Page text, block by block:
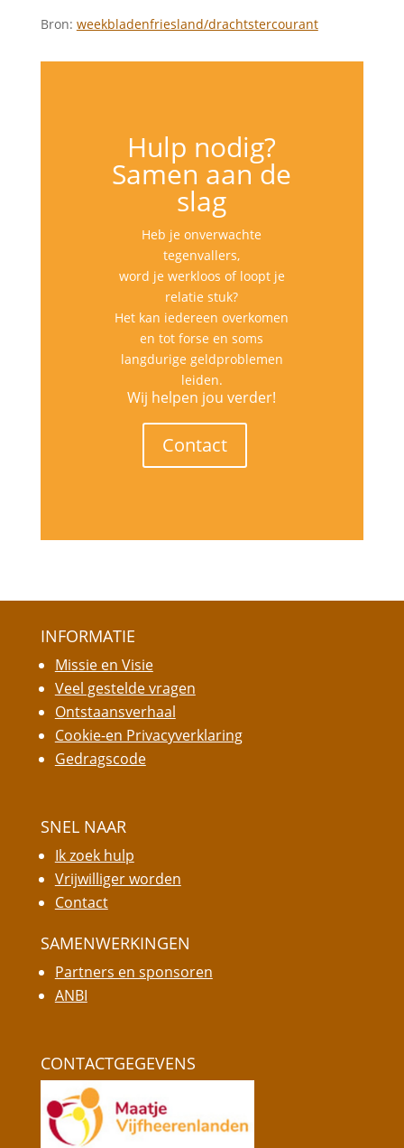
Bron: weekbladenfriesland/drachtstercourant
Hulp nodig?
Samen aan de
slag
Heb je onverwachte
tegenvallers,
word je werkloos of loopt je
relatie stuk?
Het kan iedereen overkomen
en tot forse en soms
langdurige geldproblemen
leiden.
Wij helpen jou verder!
Contact
INFORMATIE
Missie en Visie
Veel gestelde vragen
Ontstaansverhaal
Cookie-en Privacyverklaring
Gedragscode
SNEL NAAR
Ik zoek hulp
Vrijwilliger worden
Contact
SAMENWERKINGEN
Partners en sponsoren
ANBI
CONTACTGEGEVENS